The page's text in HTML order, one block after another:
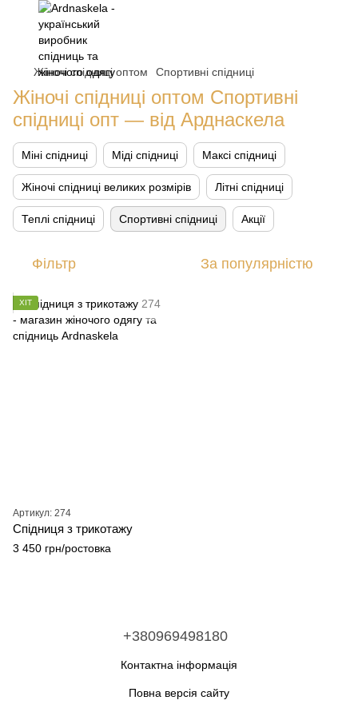
Жіночі спідниці оптом Спортивні спідниці
Жіночі спідниці оптом Спортивні
спідниці опт — від Арднаскела
Міні спідниці Міді спідниці Максі спідниці
Жіночі спідниці великих розмірів Літні спідниці
Теплі спідниці Спортивні спідниці Акції
Фільтр За популярністю
ХІТ
Артикул: 274
Спідниця з трикотажу
3 450 грн/ростовка
+380969498180
Контактна інформація
Повна версія сайту